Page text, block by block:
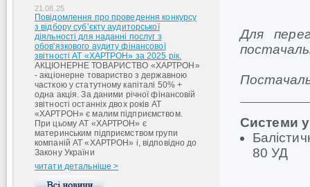
21.08.25
Повідомлення про проведення конкурсу
з відбору суб’єкту аудиторської
діяльності для наданні послуг з
обов'язкового аудиту фінансової
звітності АТ «ХАРТРОН» за 2025 рік.
АКЦІОНЕРНЕ ТОВАРИСТВО «ХАРТРОН»
- акціонерне товариство з державною
часткою у статутному капіталі 50% +
одна акція. За даними річної фінансовій
звітності останніх двох років АТ
«ХАРТРОН» є малим підприємством.
При цьому АТ «ХАРТРОН» є
материнським підприємством групи
компаній АТ «ХАРТРОН» і, відповідно до
Закону України
читати детальніше >
Для
Системи
80 УД